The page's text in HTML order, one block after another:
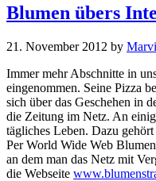
Blumen übers
21. November 2012 by
Immer mehr Abschnitte in
eingenommen. Seine Pizza
sich über das Geschehen in
die Zeitung im Netz. An
tägliches Leben. Dazu
Per World Wide Web
an dem man das Netz mit
die Webseite